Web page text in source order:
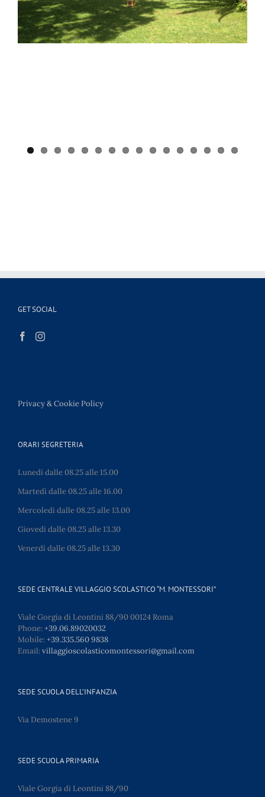
GET SOCIAL
Privacy & Cookie Policy
ORARI SEGRETERIA
Lunedì dalle 08.25 alle 15.00
Martedì dalle 08.25 alle 16.00
Mercoledì dalle 08.25 alle 13.00
Giovedì dalle 08.25 alle 13.30
Venerdì dalle 08.25 alle 13.30
SEDE CENTRALE VILLAGGIO SCOLASTICO “M. MONTESSORI”
Viale Gorgia di Leontini 88/90 00124 Roma
Phone:+39.06.89020032
Mobile:+39.335.560 9838
Email:villaggioscolasticomontessori@gmail.com
SEDE SCUOLA DELL’INFANZIA
Via Demostene 9
SEDE SCUOLA PRIMARIA
Viale Gorgia di Leontini 88/90